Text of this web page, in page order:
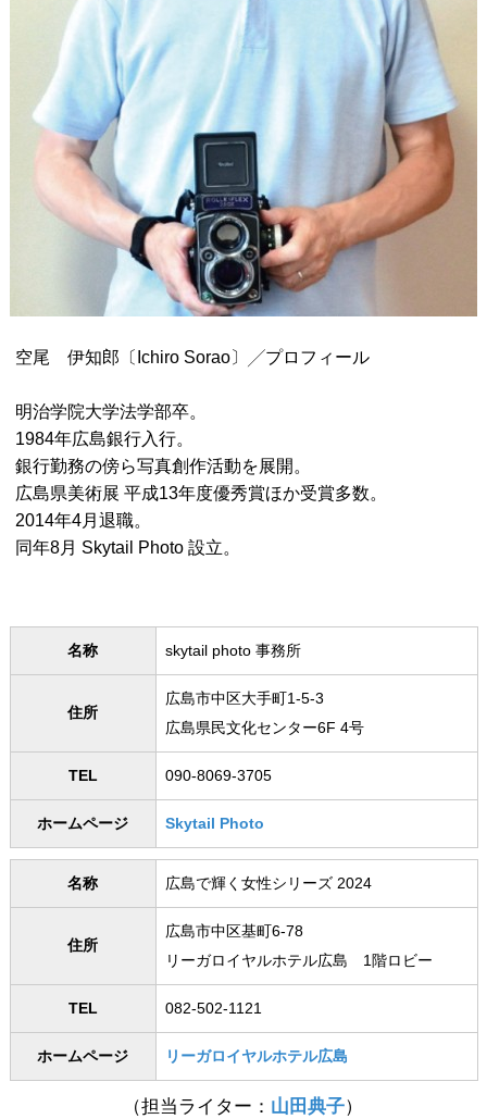
空尾 伊知郎〔Ichiro Sorao〕╱プロフィール
明治学院大学法学部卒。
1984年広島銀行入行。
銀行勤務の傍ら写真創作活動を展開。
広島県美術展 平成13年度優秀賞ほか受賞多数。
2014年4月退職。
同年8月 Skytail Photo 設立。
名称 skytail photo 事務所
住所
広島市中区大手町1-5-3
広島県民文化センター6F 4号
TEL 090-8069-3705
ホームページ Skytail Photo
名称 広島で輝く女性シリーズ 2024
住所
広島市中区基町6-78
リーガロイヤルホテル広島 1階ロビー
TEL 082-502-1121
ホームページ リーガロイヤルホテル広島
（担当ライター： 山田典子）